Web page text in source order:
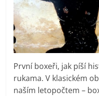
První boxeři, jak píší
rukama. V klasickém
naším letopočtem –